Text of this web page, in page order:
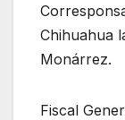
Chihuahua
Monárrez.
Fiscal